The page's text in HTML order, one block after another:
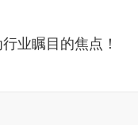
业瞩目的焦点！